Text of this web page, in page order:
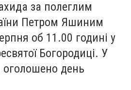
за полеглим
Петром Яшиним
об 11.00 годині у
Богородиці. У
оголошено день